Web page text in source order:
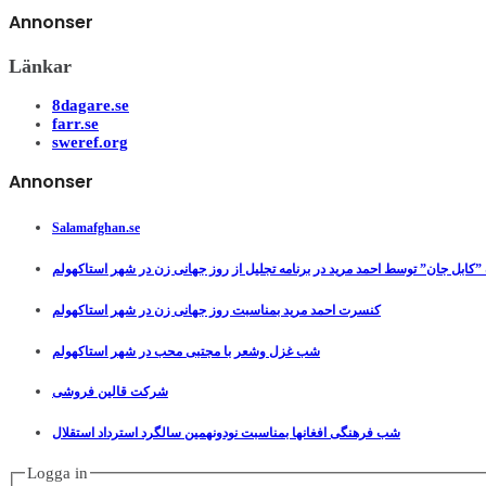
Annonser
Länkar
8dagare.se
farr.se
sweref.org
Annonser
Salamafghan.se
”کابل جان” توسط احمد مرید در برنامه تجلیل از روز جهانی زن در شهر استاکهولم
کنسرت احمد مرید بمناسبت روز جهانی زن در شهر استاکهولم
شب غزل وشعر با مجتبی محب در شهر استاکهولم
شرکت قالین فروشی
شب فرهنگی افغانها بمناسبت نودونهمین سالگرد استرداد استقلال
Logga in